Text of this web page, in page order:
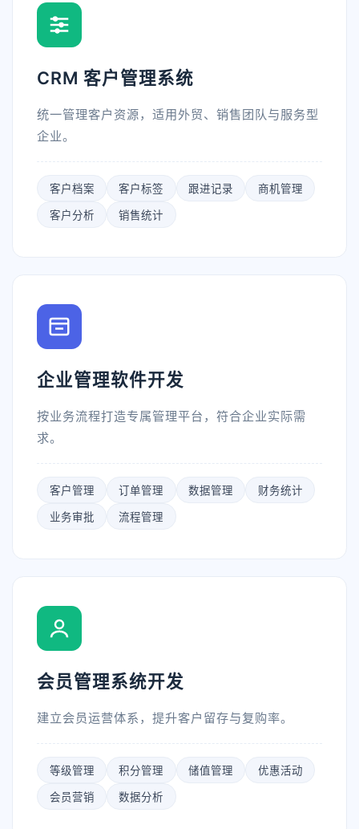
CRM 客户管理系统
统一管理客户资源，适用外贸、销售团队与服务型
企业。
客户档案 客户标签 跟进记录 商机管理
客户分析 销售统计
企业管理软件开发
按业务流程打造专属管理平台，符合企业实际需
求。
客户管理 订单管理 数据管理 财务统计
业务审批 流程管理
会员管理系统开发
建立会员运营体系，提升客户留存与复购率。
等级管理 积分管理 储值管理 优惠活动
会员营销 数据分析